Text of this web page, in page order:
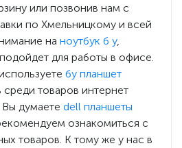
или позвонив нам с
по Хмельницкому и всей
на ноутбук б у,
для работы в офисе.
бу планшет
среди товаров интернет
Вы думаете dell планшеты
ознакомиться с
товаров. К тому же у нас в